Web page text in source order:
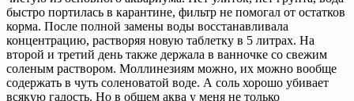
быстро портилась в карантине, фильтр не помогал от остатков
корма. После полной замены воды восстанавливала
концентрацию, растворяя новую таблетку в 5 литрах. На
второй и третий день также держала в ванночке со свежим
соленым раствором. Моллинезиям можно, их можно вообще
содержать в чуть соленоватой воде. А соль хорошо убивает
всякую гадость. Но в общем аква у меня не только